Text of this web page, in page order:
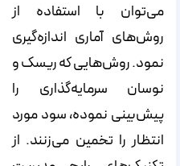
می‌توان با استفاده از
روش‌های آماری اندازه‌گیری
نمود. روش‌هایی که ریسک و
نوسان سرمایه‌گذاری را
پیش‌بینی نموده، سود مورد
انتظار را تخمین می‌زنند. از